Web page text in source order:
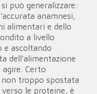
può generalizzare:
anamnesi,
alimentari e dello
a livello
e ascoltando
dell’alimentazione
agire. Certo
non troppo spostata
le proteine, è